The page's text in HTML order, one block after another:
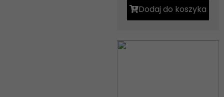
Dodaj do koszyka